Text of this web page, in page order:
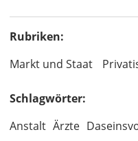
Rubriken:
Markt und Staat
Schlagwörter:
Anstalt Ärzte